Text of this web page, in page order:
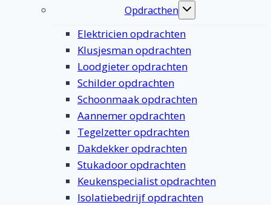
Opdracthen
Toggle
Elektricien opdrachten
Klusjesman opdrachten
Loodgieter opdrachten
Schilder opdrachten
Schoonmaak opdrachten
Aannemer opdrachten
Tegelzetter opdrachten
Dakdekker opdrachten
Stukadoor opdrachten
Keukenspecialist opdrachten
Isolatiebedrijf opdrachten